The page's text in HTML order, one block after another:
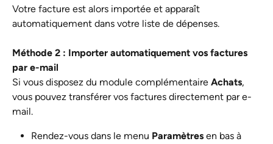
Votre facture est alors importée et apparaît
automatiquement dans votre liste de dépenses.
Méthode 2 : Importer automatiquement vos factures
par e-mail
Si vous disposez du module complémentaire Achats,
vous pouvez transférer vos factures directement par e-
mail.
Rendez-vous dans le menu Paramètres en bas à